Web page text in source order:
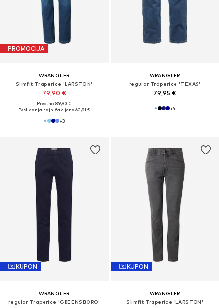
PROMOCIJA
WRANGLER
Slimfit Traperice 'LARSTON'
79,90 €
Prvotno: 89,90 €
Posljednja najniža cijena:62,91 €
+3
WRANGLER
regular Traperice 'TEXAS'
79,95 €
+9
KUPON
WRANGLER
regular Traperice 'GREENSBORO'
KUPON
WRANGLER
Slimfit Traperice 'LARSTON'